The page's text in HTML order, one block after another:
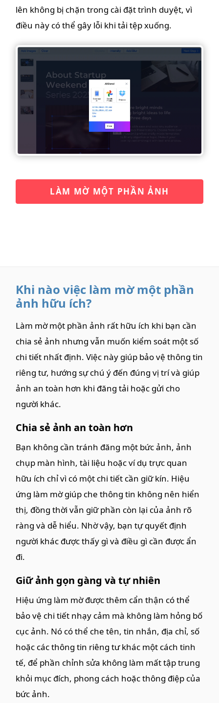
lên không bị chặn trong cài đặt trình duyệt, vì
điều này có thể gây lỗi khi tải tệp xuống.
LÀM MỜ MỘT PHẦN ẢNH
Khi nào việc làm mờ một phần
ảnh hữu ích?
Làm mờ một phần ảnh rất hữu ích khi bạn cần
chia sẻ ảnh nhưng vẫn muốn kiểm soát một số
chi tiết nhất định. Việc này giúp bảo vệ thông tin
riêng tư, hướng sự chú ý đến đúng vị trí và giúp
ảnh an toàn hơn khi đăng tải hoặc gửi cho
người khác.
Chia sẻ ảnh an toàn hơn
Bạn không cần tránh đăng một bức ảnh, ảnh
chụp màn hình, tài liệu hoặc ví dụ trực quan
hữu ích chỉ vì có một chi tiết cần giữ kín. Hiệu
ứng làm mờ giúp che thông tin không nên hiển
thị, đồng thời vẫn giữ phần còn lại của ảnh rõ
ràng và dễ hiểu. Nhờ vậy, bạn tự quyết định
người khác được thấy gì và điều gì cần được ẩn
đi.
Giữ ảnh gọn gàng và tự nhiên
Hiệu ứng làm mờ được thêm cẩn thận có thể
bảo vệ chi tiết nhạy cảm mà không làm hỏng bố
cục ảnh. Nó có thể che tên, tin nhắn, địa chỉ, số
hoặc các thông tin riêng tư khác một cách tinh
tế, để phần chỉnh sửa không làm mất tập trung
khỏi mục đích, phong cách hoặc thông điệp của
bức ảnh.